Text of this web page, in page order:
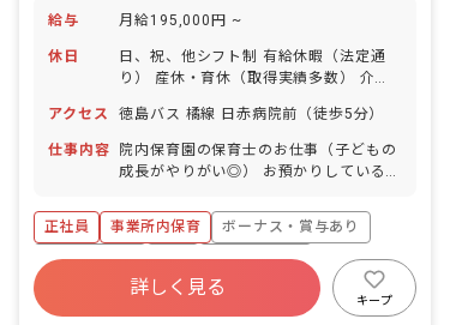
給与 月給195,000円 ~
休日
日、祝、他シフト制 有給休暇（法定通
り） 産休・育休（取得実績多数） 介護
アクセス
徳島バス 橘線 日赤病院前（徒歩5分）
仕事内容
院内保育園の保育士のお仕事（子どもの
成長がやりがい◎） お預かりしている子
食事・睡眠・排泄・清潔・衣類の着脱等
・集団生活を通じた社会性の装着 ・行事
の計画・実行、お知らせの作成
正社員 事業所内保育
ボーナス・賞与あり
社会保険完備
有給
福利厚生充実
昇給昇進あり
産休育休制度
詳しく見る
キープ